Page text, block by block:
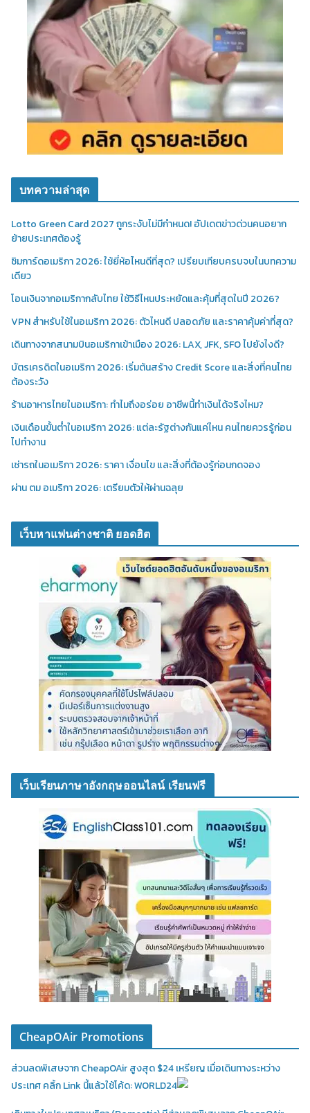
บทความล่าสุด
Lotto Green Card 2027 ถูกระงับไม่มีกำหนด! อัปเดตข่าวด่วนคนอยาก
ย้ายประเทศต้องรู้
ซิมการ์ดอเมริกา 2026: ใช้ยี่ห้อไหนดีที่สุด? เปรียบเทียบครบจบในบทความ
เดียว
โอนเงินจากอเมริกากลับไทย ใช้วิธีไหนประหยัดและคุ้มที่สุดในปี 2026?
VPN สำหรับใช้ในอเมริกา 2026: ตัวไหนดี ปลอดภัย และราคาคุ้มค่าที่สุด?
เดินทางจากสนามบินอเมริกาเข้าเมือง 2026: LAX, JFK, SFO ไปยังไงดี?
บัตรเครดิตในอเมริกา 2026: เริ่มต้นสร้าง Credit Score และสิ่งที่คนไทย
ต้องระวัง
ร้านอาหารไทยในอเมริกา: ทำไมถึงอร่อย อาชีพนี้ทำเงินได้จริงไหม?
เงินเดือนขั้นต่ำในอเมริกา 2026: แต่ละรัฐต่างกันแค่ไหน คนไทยควรรู้ก่อน
ไปทำงาน
เช่ารถในอเมริกา 2026: ราคา เงื่อนไข และสิ่งที่ต้องรู้ก่อนกดจอง
ผ่าน ตม อเมริกา 2026: เตรียมตัวให้ผ่านฉลุย
เว็บหาแฟนต่างชาติ ยอดฮิต
เว็บเรียนภาษาอังกฤษออนไลน์ เรียนฟรี
CheapOAir Promotions
ส่วนลดพิเสษจาก CheapOAir สูงสุด $24 เหรียญ เมื่อเดินทางระหว่าง
ประเทศ คลิ้ก Link นี้แล้วใช้โค้ด: WORLD24